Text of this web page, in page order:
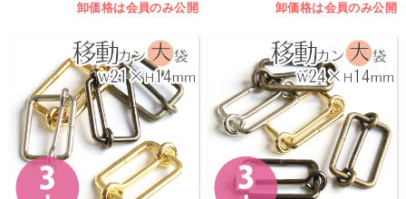
卸価格は会員のみ公開 卸価格は会員のみ公開